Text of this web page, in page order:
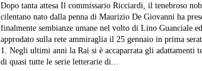
Dopo tanta attesa Il commissario Ricciardi, il tenebroso
cilentano nato dalla penna di Maurizio De Giovanni ha
finalmente sembianze umane nel volto di Lino Guanciale
approdato sulla rete ammiraglia il 25 gennaio in prima
1. Negli ultimi anni la Rai si è accaparrata gli adattamenti
di quasi tutte le serie letterarie di...